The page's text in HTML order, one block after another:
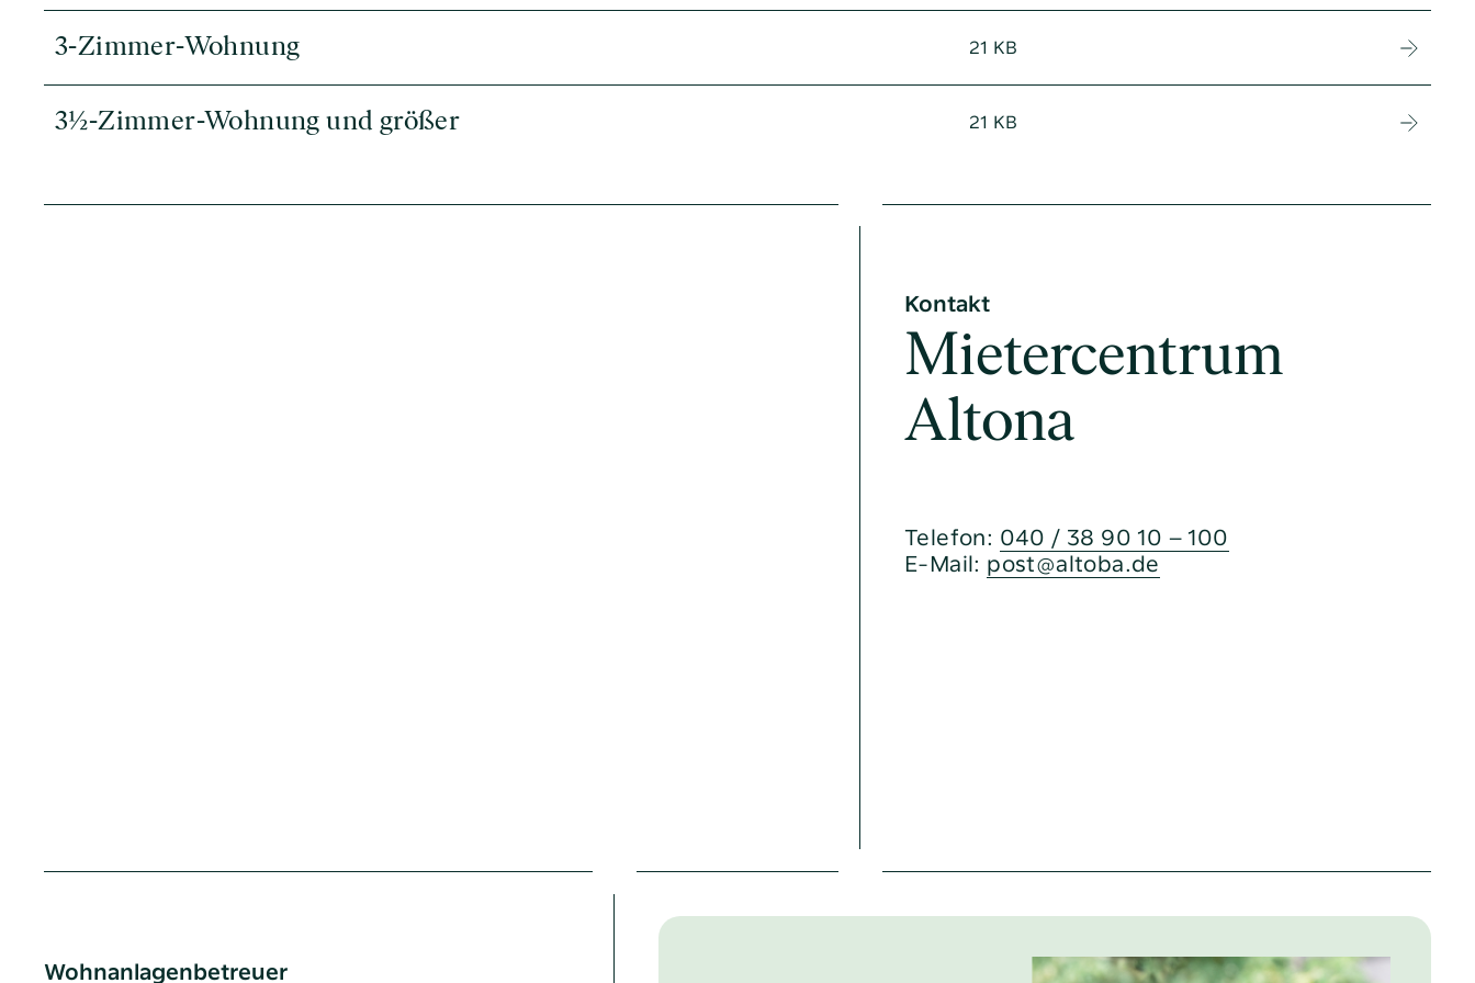
3-Zimmer-Wohnung 21 KB
3½-Zimmer-Wohnung und größer 21 KB
Kontakt
Mietercentrum
Altona
Telefon: 040 / 38 90 10 – 100
E-Mail: post@altoba.de
Wohnanlagenbetreuer